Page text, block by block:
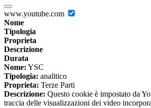
www.youtube.com
Nome
Tipologia
Proprieta
Descrizione
Durata
Nome: YSC
Tipologia: analitico
Proprieta: Terze Parti
Descrizione: Questo cookie è impostato da
traccia delle visualizzazioni dei video